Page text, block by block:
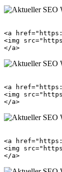
<a
<img
<a
<img
<a
<img